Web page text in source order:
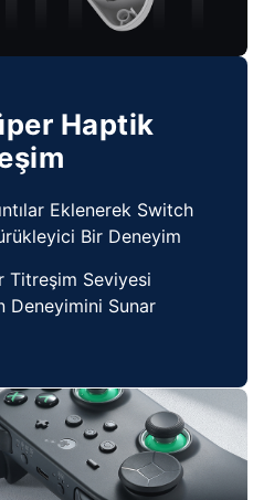
Haptik
Eklenerek Switch
Bir Deneyim
Titreşim Seviyesi
Deneyimini Sunar